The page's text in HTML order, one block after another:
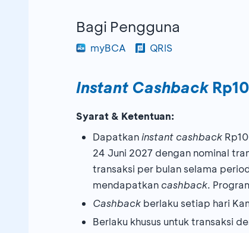
Bagi Pengguna
myBCA QRIS
Instant Cashback
Syarat & Ketentuan:
Dapatkaninstant cashback
24 Juni 2027 dengan nominal
transaksi per bulan selama
mendapatkan cashback.
Cashback berlaku setiap hari
Berlaku khusus untuk transaksi